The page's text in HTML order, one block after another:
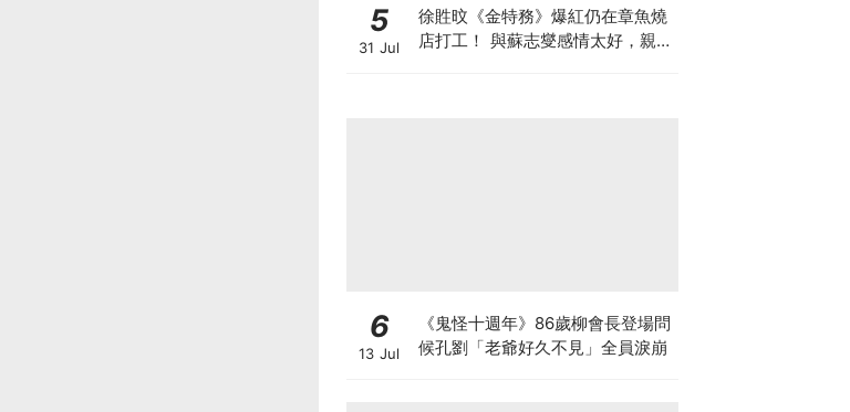
5
31 Jul
徐貹旼《金特務》爆紅仍在章魚燒
店打工！ 與蘇志燮感情太好，親爸
6
13 Jul
《鬼怪十週年》86歲柳會長登場問
候孔劉「老爺好久不見」全員淚崩